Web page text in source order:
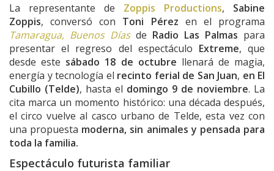
La representante de Zoppis Productions, Sabine
Zoppis, conversó con Toni Pérez en el programa
Tamaragua, Buenos Díasde Radio Las Palmas para
presentar el regreso del espectáculo Extreme, que
desde este sábado 18 de octubre llenará de magia,
energía y tecnología el recinto ferial de San Juan, en El
Cubillo (Telde), hasta el domingo 9 de noviembre. La
cita marca un momento histórico: una década después,
el circo vuelve al casco urbano de Telde, esta vez con
una propuesta moderna, sin animales y pensada para
toda la familia.
Espectáculo futurista familiar